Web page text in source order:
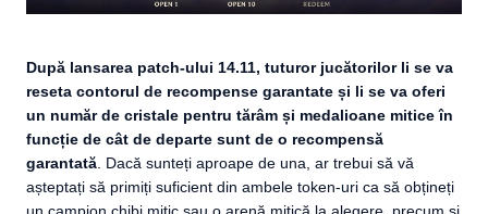
După lansarea patch-ului 14.11, tuturor jucătorilor li se va
reseta contorul de recompense garantate și li se va oferi
un număr de cristale pentru tărâm și medalioane mitice în
funcție de cât de departe sunt de o recompensă
garantată . Dacă sunteți aproape de una, ar trebui să vă
așteptați să primiți suficient din ambele token-uri ca să obțineți
un campion chibi mitic sau o arenă mitică la alegere, precum și